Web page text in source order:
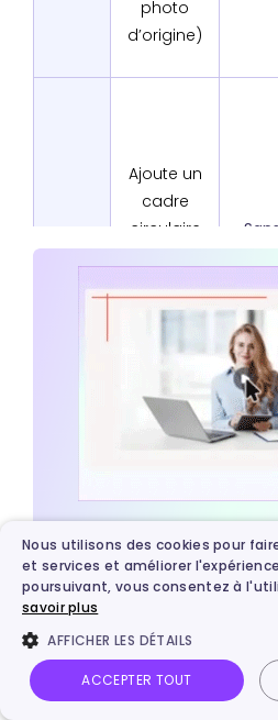
photo
d’origine)
Maker
Ajoute un
cadre
circulaire
autour
d'une
photo
-
-
utiliser
TryOn
AI
Remplace
les
par des
tenues
complètes
du
-
-
Transformez du
l'IA -
Générez des vidéos réalistes
PDF, de PPT et
Nous utilisons des cookies pour
et services et améliorer
poursuivant, vous consentez à
savoir plus
AFFICHER LES DÉTAILS
ACCEPTER TOUT